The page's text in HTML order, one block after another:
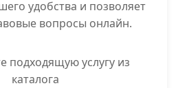
удобства и позволяет
вопросы онлайн.
подходящую услугу из
каталога